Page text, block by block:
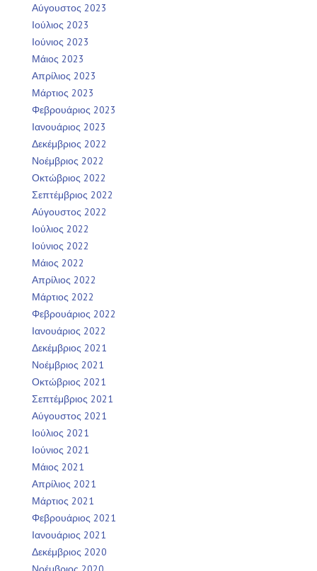
Αύγουστος 2023
Ιούλιος 2023
Ιούνιος 2023
Μάιος 2023
Απρίλιος 2023
Μάρτιος 2023
Φεβρουάριος 2023
Ιανουάριος 2023
Δεκέμβριος 2022
Νοέμβριος 2022
Οκτώβριος 2022
Σεπτέμβριος 2022
Αύγουστος 2022
Ιούλιος 2022
Ιούνιος 2022
Μάιος 2022
Απρίλιος 2022
Μάρτιος 2022
Φεβρουάριος 2022
Ιανουάριος 2022
Δεκέμβριος 2021
Νοέμβριος 2021
Οκτώβριος 2021
Σεπτέμβριος 2021
Αύγουστος 2021
Ιούλιος 2021
Ιούνιος 2021
Μάιος 2021
Απρίλιος 2021
Μάρτιος 2021
Φεβρουάριος 2021
Ιανουάριος 2021
Δεκέμβριος 2020